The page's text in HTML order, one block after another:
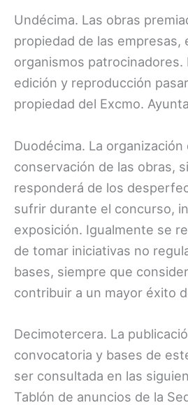
Undécima. Las obras
propiedad de las empresas,
organismos patrocinadores.
edición y reproducción
propiedad del Excmo.
Duodécima. La organización
conservación de las obras,
responderá de los
sufrir durante el concurso,
exposición. Igualmente se
de tomar iniciativas no
bases, siempre que
contribuir a un mayor éxito
Decimotercera. La
convocatoria y bases de
ser consultada en las
Tablón de anuncios de la